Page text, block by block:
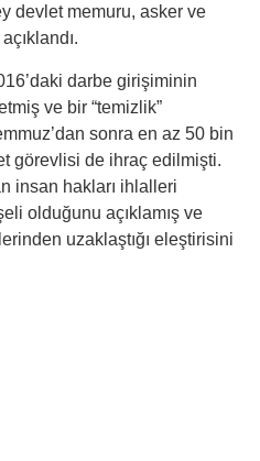
devlet memuru, asker ve
darbe girişiminin
ve bir “temizlik”
sonra en az 50 bin
görevlisi de ihraç edilmişti.
insan hakları ihlalleri
olduğunu açıklamış ve
uzaklaştığı eleştirisini